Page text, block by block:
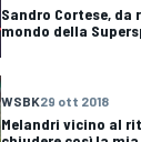
Sandro Cortese, da
mondo della
WSBK29 ott 2018
Melandri vicino al